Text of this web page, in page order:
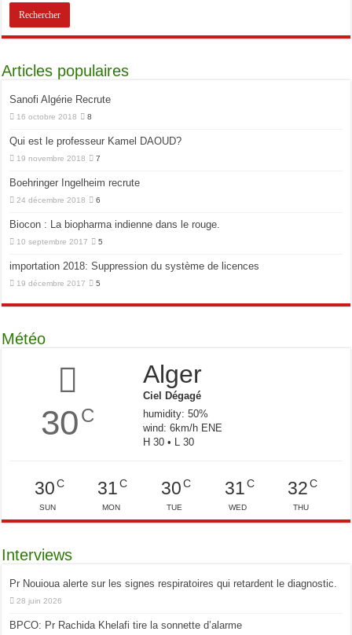
Articles populaires
Sanofi Algérie Recrute
16 octobre 2018 8
Qui est le professeur Kamel DAOUD?
19 novembre 2018 7
Boehringer Ingelheim recrute
24 décembre 2018 6
Biocon : La biopharma indienne dans le rouge.
10 septembre 2017 5
importation 2018: Suppression du système de licences
19 décembre 2017 5
Météo
30C
Alger
Ciel Dégagé
humidity: 50%
wind: 6km/h ENE
H 30 • L 30
30C
SUN
31 C
MON
30C
TUE
31C
WED
32 C
THU
Interviews
Pr Nouioua alerte sur les signes respiratoires qui retardent le diagnostic.
28 juin 2026
BPCO: Pr Rachida Khelafi tire la sonnette d’alarme